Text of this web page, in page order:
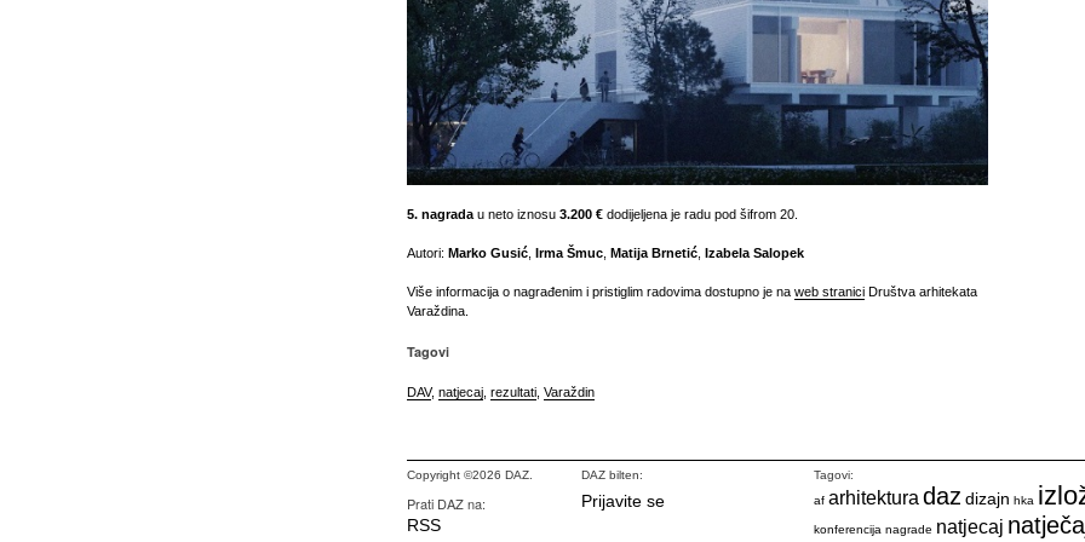
5. nagrada u neto iznosu 3.200 € dodijeljena je radu pod šifrom 20.
Autori: Marko Gusić Irma Šmuc Matija Brnetić Izabela Salopek
Više informacija o nagrađenim i pristiglim radovima dostupno je na web stranici Društva arhitekata
Varaždina.
Tagovi
DAV, natjecaj rezultati Varaždin
Copyright ©2026 DAZ.
Prati DAZ na:
RSS
DAZ bilten:
Prijavite se
Tagovi:
af arhitektura daz dizajn hka
konferencija nagrade natjecaj